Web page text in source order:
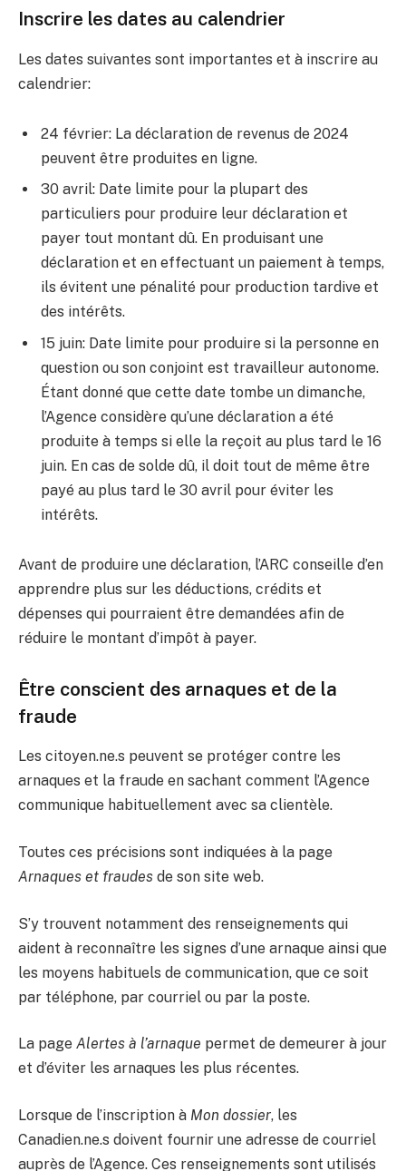
Inscrire les dates au calendrier
Les dates suivantes sont importantes et à inscrire au
calendrier:
24 février: La déclaration de revenus de 2024
peuvent être produites en ligne.
30 avril: Date limite pour la plupart des
particuliers pour produire leur déclaration et
payer tout montant dû. En produisant une
déclaration et en effectuant un paiement à temps,
ils évitent une pénalité pour production tardive et
des intérêts.
15 juin: Date limite pour produire si la personne en
question ou son conjoint est travailleur autonome.
Étant donné que cette date tombe un dimanche,
l’Agence considère qu’une déclaration a été
produite à temps si elle la reçoit au plus tard le 16
juin. En cas de solde dû, il doit tout de même être
payé au plus tard le 30 avril pour éviter les
intérêts.
Avant de produire une déclaration, l’ARC conseille d’en
apprendre plus sur les déductions, crédits et
dépenses qui pourraient être demandées afin de
réduire le montant d’impôt à payer.
Être conscient des arnaques et de la
fraude
Les citoyen.ne.s peuvent se protéger contre les
arnaques et la fraude en sachant comment l’Agence
communique habituellement avec sa clientèle.
Toutes ces précisions sont indiquées à la page
Arnaques et fraudes de son site web.
S’y trouvent notamment des renseignements qui
aident à reconnaître les signes d’une arnaque ainsi que
les moyens habituels de communication, que ce soit
par téléphone, par courriel ou par la poste.
La page Alertes à l’arnaque permet de demeurer à jour
et d’éviter les arnaques les plus récentes.
Lorsque de l’inscription à Mon dossier, les
Canadien.ne.s doivent fournir une adresse de courriel
auprès de l’Agence. Ces renseignements sont utilisés